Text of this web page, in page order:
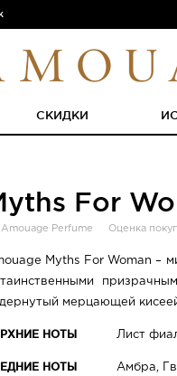
СКИДКИ
For
Perfume Оценка
Myths For Woman –
мерцающей
НОТЫ Лист
НОТЫ Амбра,